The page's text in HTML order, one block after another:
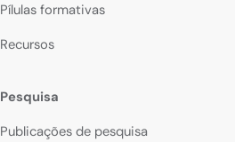
Pílulas formativas
Recursos
Pesquisa
Publicações de pesquisa